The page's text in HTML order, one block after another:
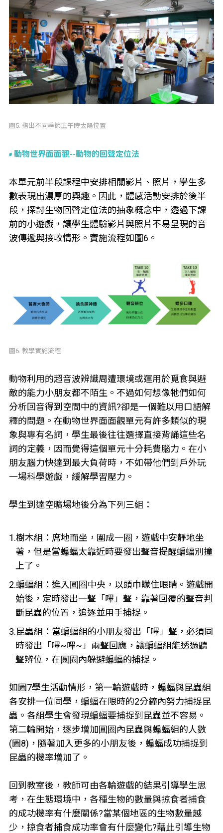
圖5. 指出不同季節正午時太陽位置
動物世界面面觀--動物的回聲定位法
本單元前半段課程中安排相關影片、照片，學生多
數表現出濃厚的興趣。因此，體感活動安排於後半
段，探討生物回聲定位法的抽象概念中，透過下課
前的小遊戲，讓學生體驗影片與照片不易呈現的音
波傳遞與接收情形。實施流程如圖6。
圖6. 教學實施流程
動物利用的超音波辨識周遭環境或運用於覓食與避
敵的能力小朋友都不陌生。不過如何想像牠們如何
分析回音得到空間中的資訊?卻是一個難以用口語解
釋的問題。在動物世界面面觀單元有許多類似的現
象與專有名詞，學生最後往往選擇直接背誦這些名
詞的定義，因而覺得這個單元十分耗費腦力。在小
朋友腦力快達到最大負荷時，不如帶他們到戶外玩
一場科學遊戲，緩解學習壓力。
學生到達空曠場地後分為下列三組：
1.樹木組：席地而坐，圍成一圈，遊戲中安靜地坐
著，但是當蝙蝠太靠近時要發出聲音提醒蝙蝠別撞
上了。
2.蝙蝠組：進入圓圈中央，以頭巾矇住眼睛。遊戲開
始後，定時發出一聲「嗶」聲，靠著回覆的聲音判
斷昆蟲的位置，追逐並用手捕捉。
3.昆蟲組：當蝙蝠組的小朋友發出「嗶」聲，必須同
時發出「嗶~嗶~」兩聲回應，讓蝙蝠組能透過聽
聲辨位，在圓圈內躲避蝙蝠的捕捉。
如圖7學生活動情形，第一輪遊戲時，蝙蝠與昆蟲組
各安排一位同學，蝙蝠在限時的2分鐘內努力捕捉昆
蟲。各組學生會發現蝙蝠要捕捉到昆蟲並不容易。
第二輪開始，逐步增加圓圈內昆蟲與蝙蝠組的人數
(圖8)，隨著加入更多的小朋友後，蝙蝠成功捕捉到
昆蟲的機率增加了。
回到教室後，教師可由各輪遊戲的結果引導學生思
考，在生態環境中，各種生物的數量與掠食者捕食
的成功機率有什麼關係?當某個地區的生物數量越
少，掠食者捕食成功率會有什麼變化?藉此引導生物